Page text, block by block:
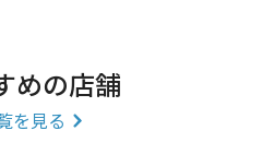
めの店舗
を見る